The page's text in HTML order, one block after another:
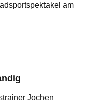
am
Jochen